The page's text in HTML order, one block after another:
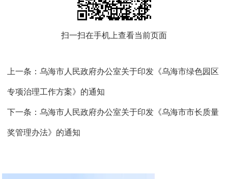
扫一扫在手机上查看当前页面
上一条：乌海市人民政府办公室关于印发《乌海市绿色园区
专项治理工作方案》的通知
下一条：乌海市人民政府办公室关于印发《乌海市市长质量
奖管理办法》的通知